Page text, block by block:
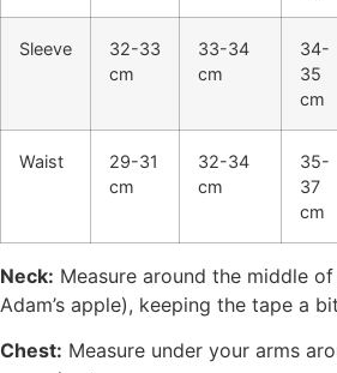
Sleeve
32-33
cm
33-34
cm
34-
35
cm
Waist
29-31
cm
32-34
cm
35-
37
cm
Neck: Measure around the middle
Adam’s apple), keeping the tape a
Chest: Measure under your arms